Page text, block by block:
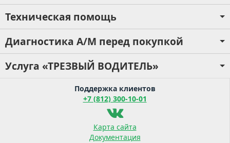
Техническая помощь
Диагностика А/М перед покупкой
Услуга «ТРЕЗВЫЙ ВОДИТЕЛЬ»
Поддержка клиентов
+7 (812) 300-10-01
Карта сайта
Документация